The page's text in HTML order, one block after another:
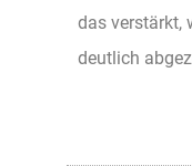
das verstärkt,
deutlich